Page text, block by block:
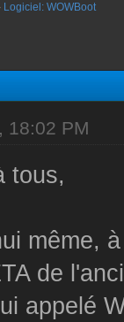
Logiciel: WOWBoot
18:02 PM
tous,
même,
de
appelé